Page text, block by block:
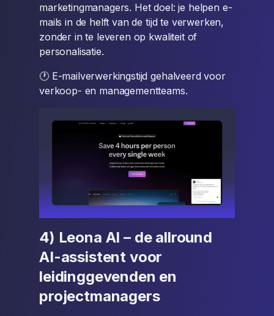
marketingmanagers. Het doel: je helpen e-
mails in de helft van de tijd te verwerken,
zonder in te leveren op kwaliteit of
personalisatie.
🕐 E-mailverwerkingstijd gehalveerd voor
verkoop- en managementteams.
4) Leona AI – de allround
AI-assistent voor
leidinggevenden en
projectmanagers